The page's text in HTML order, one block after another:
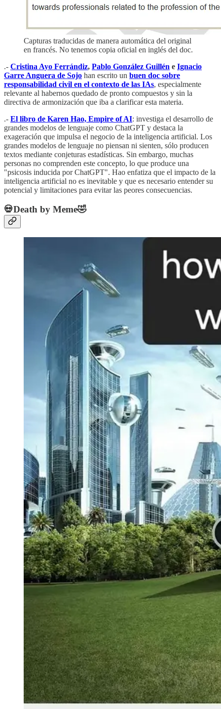
Capturas traducidas de manera automática del original
en francés. No tenemos copia oficial en inglés del doc.
.- Cristina Ayo Ferrándiz, Pablo González Guillén e Ignacio
Garre Anguera de Sojo han escrito un buen doc sobre
responsabilidad civil en el contexto de las IAs, especialmente
relevante al habernos quedado de pronto compuestos y sin la
directiva de armonización que iba a clarificar esta materia.
.- El libro de Karen Hao, Empire of AI: investiga el desarrollo de
grandes modelos de lenguaje como ChatGPT y destaca la
exageración que impulsa el negocio de la inteligencia artificial. Los
grandes modelos de lenguaje no piensan ni sienten, sólo producen
textos mediante conjeturas estadísticas. Sin embargo, muchas
personas no comprenden este concepto, lo que produce una
"psicosis inducida por ChatGPT". Hao enfatiza que el impacto de la
inteligencia artificial no es inevitable y que es necesario entender su
potencial y limitaciones para evitar las peores consecuencias.
💀Death by Meme🤣